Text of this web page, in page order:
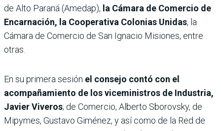
de Alto Paraná (Amedap), la Cámara de Comercio de
Encarnación, la Cooperativa Colonias Unidas, la
Cámara de Comercio de San Ignacio Misiones, entre
otras.
En su primera sesión el consejo contó con el
acompañamiento de los viceministros de Industria,
Javier Viveros; de Comercio, Alberto Sborovsky, de
Mipymes, Gustavo Giménez, y así como de la Red de